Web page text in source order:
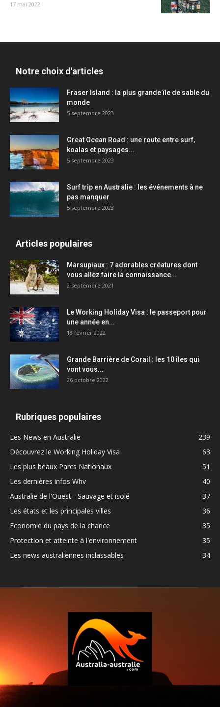
17 mai 2022
Notre choix d'articles
Fraser Island : la plus grande île de sable du
monde
5 septembre 2023
Great Ocean Road : une route entre surf,
koalas et paysages...
5 septembre 2023
Surf trip en Australie : les événements à ne
pas manquer
5 septembre 2023
Articles populaires
Marsupiaux : 7 adorables créatures dont
vous allez faire la connaissance...
2 septembre 2021
Le Working Holiday Visa : le passeport pour
une année en...
18 février 2022
Grande Barrière de Corail : les 10 îles qui
vont vous...
26 octobre 2022
Rubriques populaires
Les News en Australie
239
Découvrez le Working Holiday Visa
63
Les plus beaux Parcs Nationaux
51
Les dernières infos Whv
40
Australie de l'Ouest - Sauvage et isolé
37
Les états et les principales villes
36
Economie du pays de la chance
35
Protection et atteinte à l'environnement
35
Les news australiennes inclassables
34